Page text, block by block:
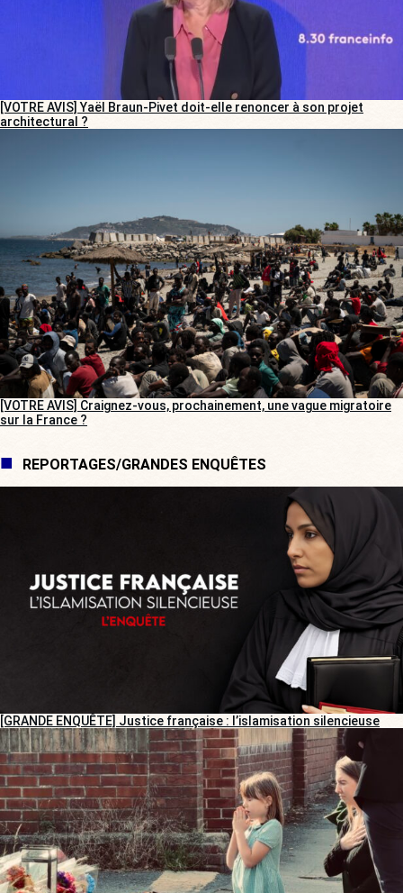
[VOTRE AVIS] Yaël Braun-Pivet doit-elle renoncer à son projet
architectural ?
[VOTRE AVIS] Craignez-vous, prochainement, une vague migratoire
sur la France ?
REPORTAGES/GRANDES ENQUÊTES
[GRANDE ENQUÊTE] Justice française : l’islamisation silencieuse